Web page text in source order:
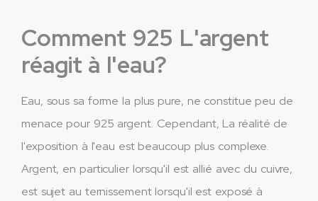
Comment 925 L'argent
réagit à l'eau?
Eau, sous sa forme la plus pure, ne constitue peu de
menace pour 925 argent. Cependant, La réalité de
l'exposition à l'eau est beaucoup plus complexe.
Argent, en particulier lorsqu'il est allié avec du cuivre,
est sujet au ternissement lorsqu'il est exposé à